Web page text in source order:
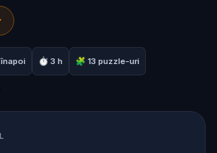
just a dream. You were
music is calling you. In this
follow clues, solve puzzles,
past & present to keep the
city alive. This game blends
into an unforgettable real-
⏱ 3 h 🧩 13 puzzle-uri